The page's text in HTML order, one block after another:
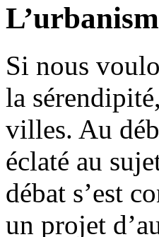
Si nous
la
villes. Au
éclaté au
débat s’est
un projet